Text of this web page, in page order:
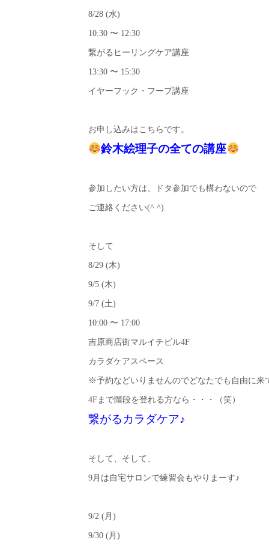
8/28 (水)
10:30 〜 12:30
繋がるヒーリングケア講座
13:30 〜 15:30
イヤーフック・フープ講座
お申し込みはこちらです。
鈴木絵理子の全ての講座
参加したい方は、ドタ参加でも構わないので
ご連絡ください(^ ^)
そして
8/29 (木)
9/5 (木)
9/7 (土)
10:00 〜 17:00
吉原商店街マルイチビル4F
カラダケアスペース
※予約などいりませんのでどなたでも自由に来
4Fまで階段を登れる方なら・・・（笑）
繋がるカラダケア♪
そして、そして、
9月は自宅サロンで練習会もやりまーす♪
9/2 (月)
9/30 (月)